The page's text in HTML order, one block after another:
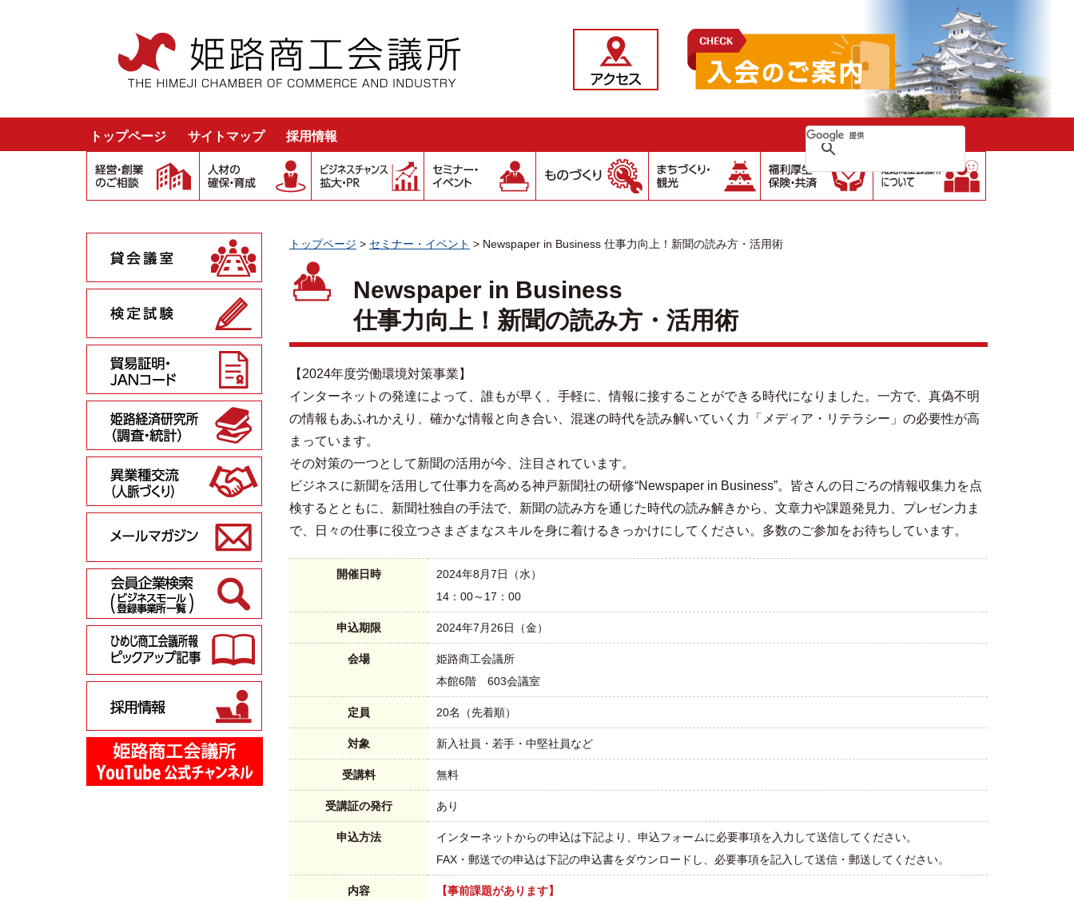
トップページ サイトマップ 採用情報
トップページ > セミナー・イベント > Newspaper in Business 仕事力向上！新聞の読み方・活用術
Newspaper in Business
仕事力向上！新聞の読み方・活用術
【2024年度労働環境対策事業】
インターネットの発達によって、誰もが早く、手軽に、情報に接することができる時代になりました。一方で、真偽不明
の情報もあふれかえり、確かな情報と向き合い、混迷の時代を読み解いていく力「メディア・リテラシー」の必要性が高
まっています。
その対策の一つとして新聞の活用が今、注目されています。
ビジネスに新聞を活用して仕事力を高める神戸新聞社の研修“Newspaper in Business”。皆さんの日ごろの情報収集力を点
検するとともに、新聞社独自の手法で、新聞の読み方を通じた時代の読み解きから、文章力や課題発見力、プレゼン力ま
で、日々の仕事に役立つさまざまなスキルを身に着けるきっかけにしてください。多数のご参加をお待ちしています。
開催日時
2024年8月7日（水）
14：00～17：00
申込期限 2024年7月26日（金）
会場
姫路商工会議所
本館6階 603会議室
定員 20名（先着順）
対象 新入社員・若手・中堅社員など
受講料 無料
受講証の発行 あり
申込方法
インターネットからの申込は下記より、申込フォームに必要事項を入力して送信してください。
FAX・郵送での申込は下記の申込書をダウンロードし、必要事項を記入して送信・郵送してください。
内容
【事前課題があります】